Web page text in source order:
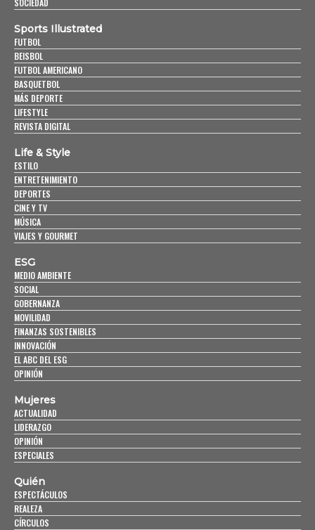
SOCIEDAD
Sports Illustrated
FUTBOL
BEISBOL
FUTBOL AMERICANO
BASQUETBOL
MÁS DEPORTE
LIFESTYLE
REVISTA DIGITAL
Life & Style
ESTILO
ENTRETENIMIENTO
DEPORTES
CINE Y TV
MÚSICA
VIAJES Y GOURMET
ESG
MEDIO AMBIENTE
SOCIAL
GOBERNANZA
MOVILIDAD
FINANZAS SOSTENIBLES
INNOVACIÓN
EL ABC DEL ESG
OPINIÓN
Mujeres
ACTUALIDAD
LIDERAZGO
OPINIÓN
ESPECIALES
Quién
ESPECTÁCULOS
REALEZA
CÍRCULOS